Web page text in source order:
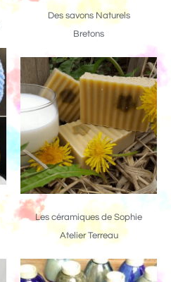
Des savons Naturels
Bretons
Les céramiques de Sophie
Atelier Terreau